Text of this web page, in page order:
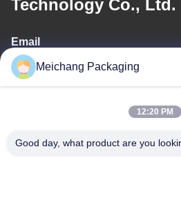
Technology Co., Ltd.
Email
meichang1@mcpackaging.cn
Địa chỉ
Meichang Packaging
12:20 PM
Good day, what product are you